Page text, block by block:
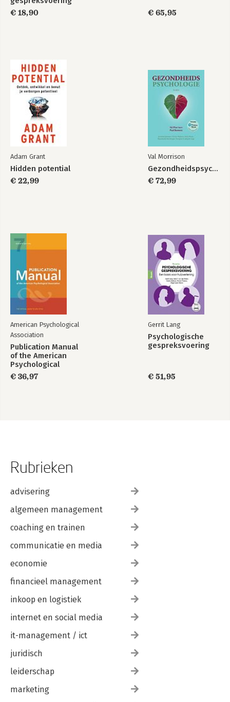
€ 18,90
€ 65,95
Adam Grant
Hidden potential
€ 22,99
Val Morrison
Gezondheidspsychologie
€ 72,99
American Psychological
Association
Publication Manual
of the American
Psychological
Association 2020
€ 36,97
Gerrit Lang
Psychologische
gespreksvoering
€ 51,95
Rubrieken
advisering
algemeen management
coaching en trainen
communicatie en media
economie
financieel management
inkoop en logistiek
internet en social media
it-management / ict
juridisch
leiderschap
marketing